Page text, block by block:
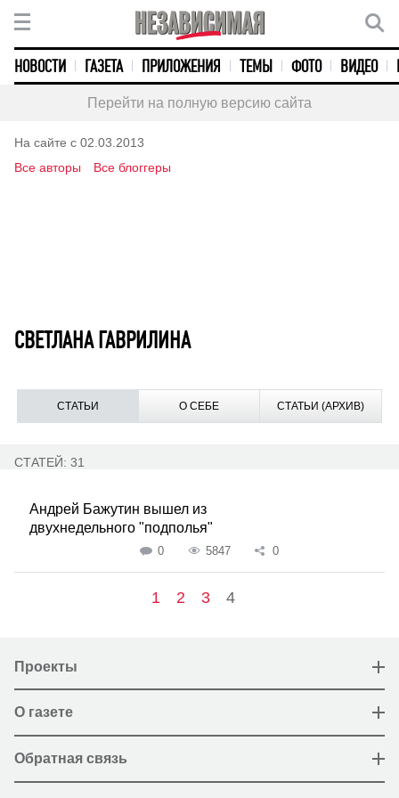
НОВОСТИ ГАЗЕТА ПРИЛОЖЕНИЯ ТЕМЫ ФОТО ВИДЕО
Перейти на полную версию сайта
На сайте с 02.03.2013
Все авторы
Все блоггеры
СВЕТЛАНА ГАВРИЛИНА
СТАТЬИ О СЕБЕ СТАТЬИ (АРХИВ)
СТАТЕЙ: 31
Андрей Бажутин вышел из
двухнедельного "подполья"
0 5847 0
1 2 3 4
Проекты
О газете
Обратная связь